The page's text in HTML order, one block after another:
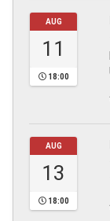
AUG
11
18:00
AUG
13
18:00